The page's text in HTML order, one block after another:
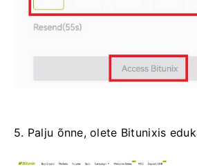
5. Palju õnne, olete Bitunixis